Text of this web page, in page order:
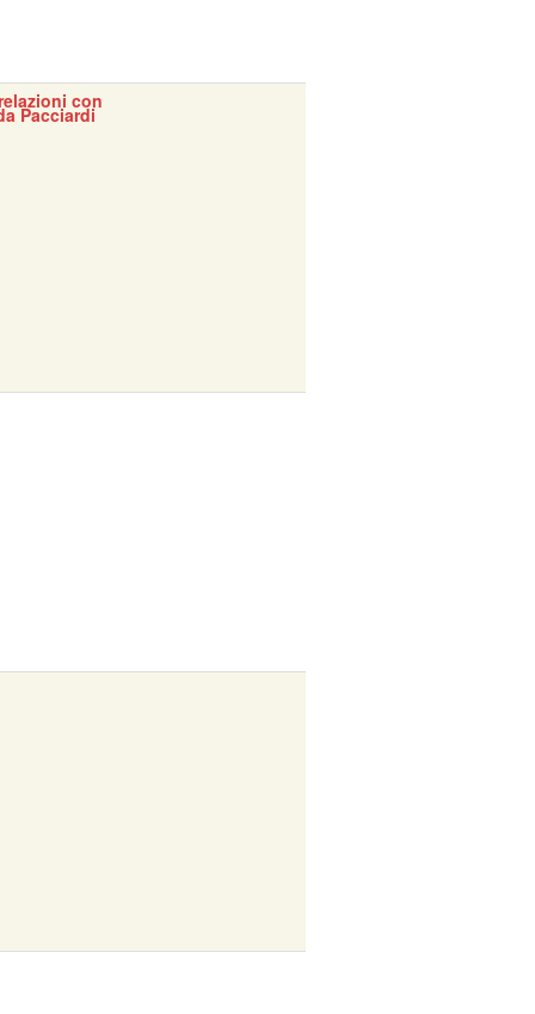
con
Pacciardi